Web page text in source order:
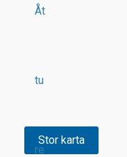
Åt
tu
re
Stor karta